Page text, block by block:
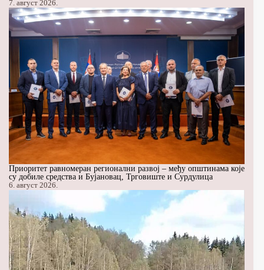
7. август 2026.
Приоритет равномеран регионални развој – међу општинама које
су добиле средства и Бујановац, Трговиште и Сурдулица
6. август 2026.